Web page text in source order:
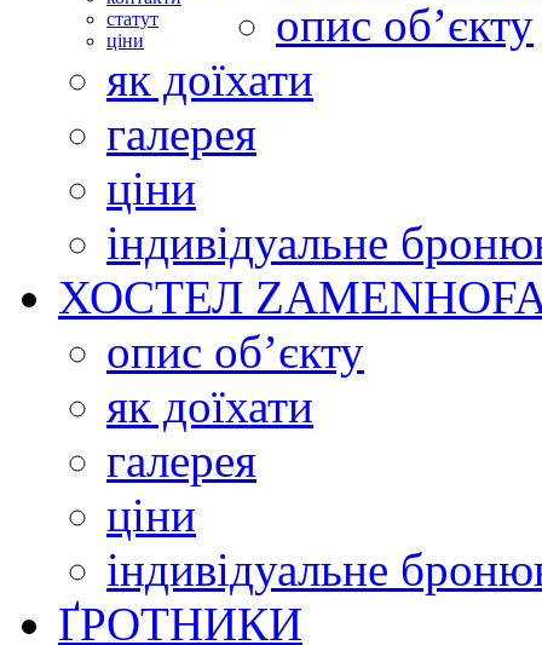
статут
ціни
опис об’єкту
як доїхати
галерея
ціни
індивідуальне
ХОСТЕЛ
опис об’єкту
як доїхати
галерея
ціни
індивідуальне
ҐРОТНИКИ